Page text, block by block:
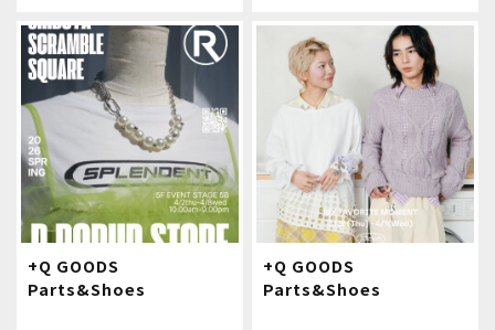
+Q GOODS
Parts&Shoes
+Q GOODS
Parts&Shoes